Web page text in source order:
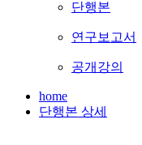
단행본
연구보고서
공개강의
home
단행본 상세